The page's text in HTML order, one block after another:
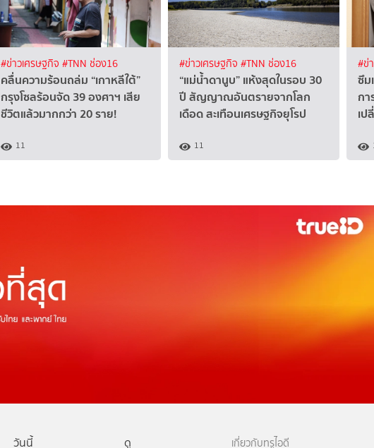
#ข่าวเศรษฐกิจ #TNN ช่อง16
คลื่นความร้อนถล่ม “เกาหลีใต้”
กรุงโซลร้อนจัด 39 องศาฯ เสีย
ชีวิตแล้วมากกว่า 20 ราย!
11
#ข่าวเศรษฐกิจ #TNN ช่อง16
“แม่น้ำดานูบ” แห้งสุดในรอบ 30
ปี สัญญาณอันตรายจากโลก
เดือด สะเทือนเศรษฐกิจยุโรป
11
#ข่
ซึม
ก
เ
วันนี้ ดู เกี่ยวกับทรูไอดี